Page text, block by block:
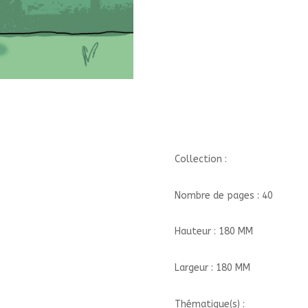
Collection :
Nombre de pages : 40
Hauteur : 180 MM
Largeur : 180 MM
Thématique(s) :